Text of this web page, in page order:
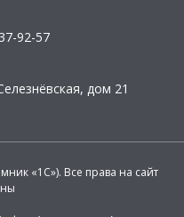
92-57
дом 21
«1С»). Все права на сайт